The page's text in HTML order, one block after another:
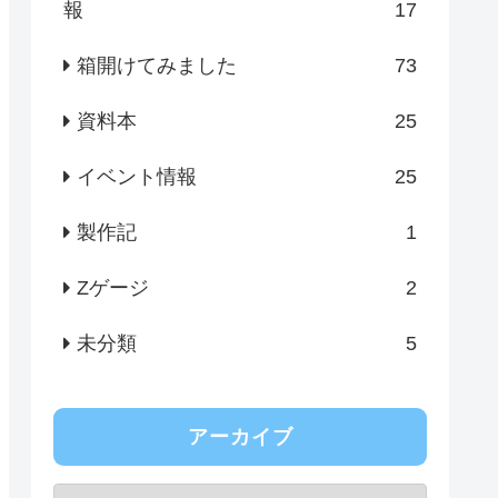
報
17
箱開けてみました 73
資料本 25
イベント情報 25
製作記 1
Zゲージ 2
未分類 5
アーカイブ